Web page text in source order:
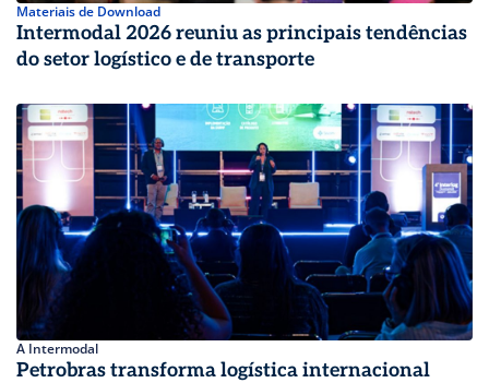
Materiais de Download
Intermodal 2026 reuniu as principais tendências
do setor logístico e de transporte
A Intermodal
Petrobras transforma logística internacional